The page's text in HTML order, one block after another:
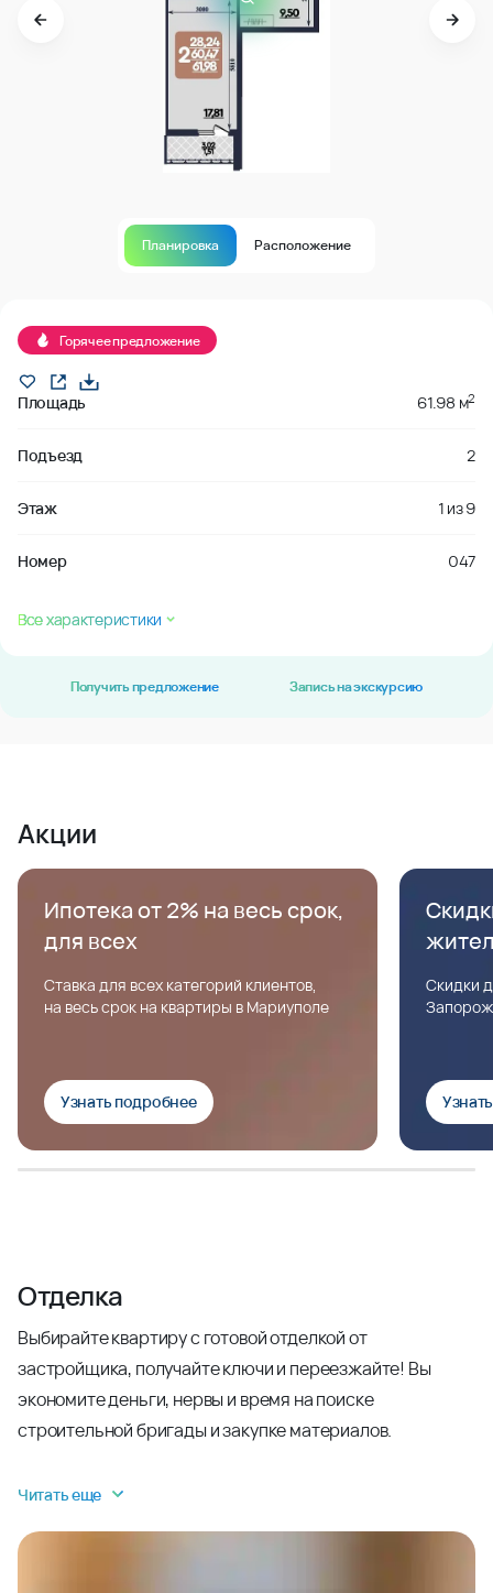
Планировка Расположение
Горячее предложение
Площадь 61.98 м2
Подъезд 2
Этаж 1 из9
Номер 047
Все характеристики
Получить предложение Запись на экскурсию
Акции
Ипотека от 2% на весь срок,
для всех
Ставка для всех категорий клиентов,
на весь срок на квартиры в Мариуполе
Узнать подробнее
Скидки
Отделка
Выбирайте квартиру с готовой отделкой от
застройщика, получайте ключи и переезжайте! Вы
экономите деньги, нервы и время на поиске
строительной бригады и закупке материалов.
Читать еще